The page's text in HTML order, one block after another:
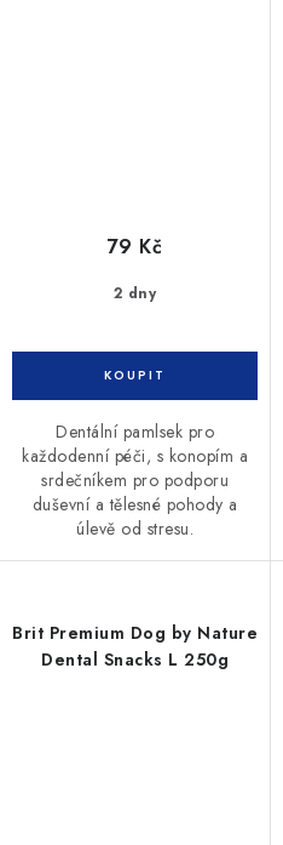
2 dny
79 Kč
Dentální pamlsek pro
každodenní péči, s konopím a
srdečníkem pro podporu
duševní a tělesné pohody a
úlevě od stresu.
Brit Premium Dog by Nature
Dental Snacks L 250g